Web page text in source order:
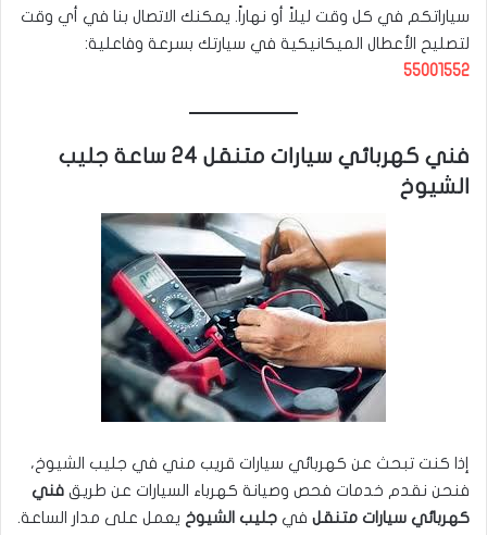
سياراتكم في كل وقت ليلاً أو نهاراً. يمكنك الاتصال بنا في أي وقت
لتصليح الأعطال الميكانيكية في سيارتك بسرعة وفاعلية:
55001552
فني كهربائي سيارات متنقل 24 ساعة جليب
الشيوخ
إذا كنت تبحث عن كهربائي سيارات قريب مني في جليب الشيوخ،
فنحن نقدم خدمات فحص وصيانة كهرباء السيارات عن طريق فني
كهربائي سيارات متنقل في جليب الشيوخ يعمل على مدار الساعة.